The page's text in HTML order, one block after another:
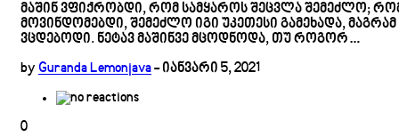
მაშინ ვფიქრობდი, რომ სამყაროს შეცვლა შემეძლო;
მოვინდომებდი, შემეძლო იგი უკეთესი გამეხადა, მაგრამ
ვცდებოდი. ნეტავ მაშინვე მცოდნოდა, თუ როგორ…
by Guranda Lemonjava-იანვარი 5, 2021
0